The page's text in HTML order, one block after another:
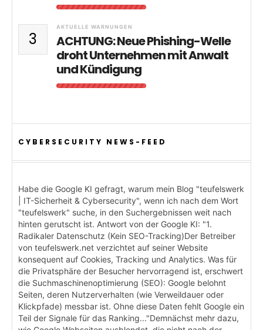
3
AKTUELLE WARNUNGEN
ACHTUNG: Neue Phishing-Welle
droht Unternehmen mit Anwalt
und Kündigung
CYBERSECURITY NEWS-FEED
Habe die Google KI gefragt, warum mein Blog "teufelswerk
| IT-Sicherheit & Cybersecurity", wenn ich nach dem Wort
"teufelswerk" suche, in den Suchergebnissen weit nach
hinten gerutscht ist. Antwort von der Google KI: "1.
Radikaler Datenschutz (Kein SEO-Tracking)Der Betreiber
von teufelswerk.net verzichtet auf seiner Website
konsequent auf Cookies, Tracking und Analytics. Was für
die Privatsphäre der Besucher hervorragend ist, erschwert
die Suchmaschinenoptimierung (SEO): Google belohnt
Seiten, deren Nutzerverhalten (wie Verweildauer oder
Klickpfade) messbar ist. Ohne diese Daten fehlt Google ein
Teil der Signale für das Ranking..."Demnächst mehr dazu,